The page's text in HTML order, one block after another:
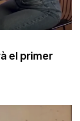
el primer